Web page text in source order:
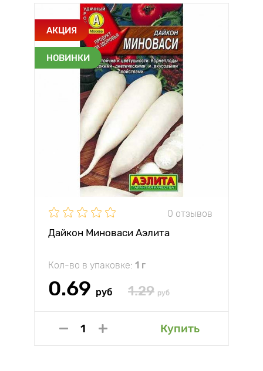
АКЦИЯ
НОВИНКИ
0 отзывов
Дайкон Миноваси Аэлита
Кол-во в упаковке: 1 г
0.69 руб 1.29 руб
Купить